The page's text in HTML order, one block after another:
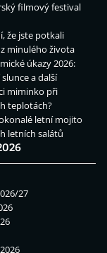
filmový festival
že jste potkali
minulého života
úkazy 2026:
a další
miminko při
teplotách?
letní mojito
letních salátů
27